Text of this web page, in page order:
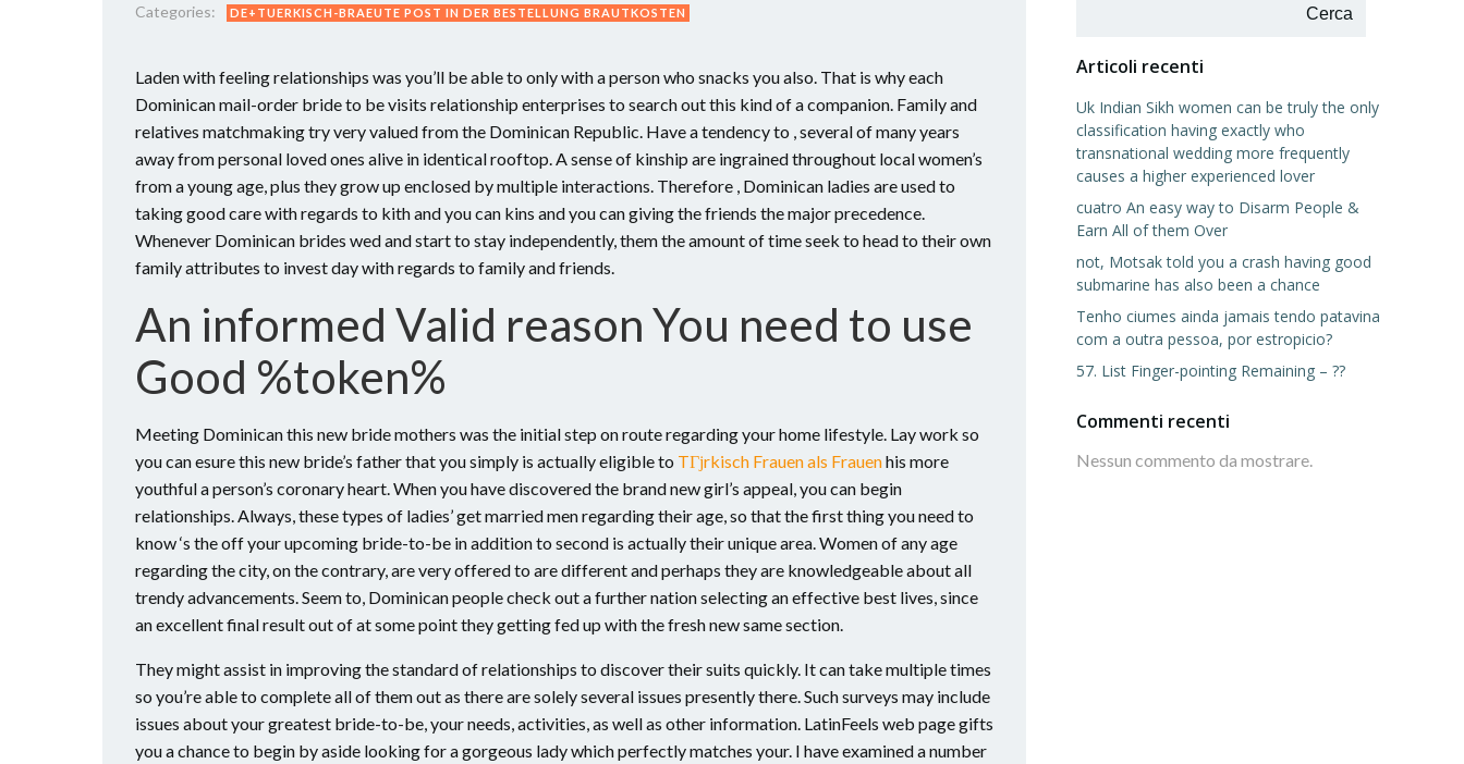
Categories: DE+TUERKISCH-BRAEUTE POST IN DER BESTELLUNG BRAUTKOSTEN
Laden with feeling relationships was you’ll be able to only with a person who snacks you also. That is why each
Dominican mail-order bride to be visits relationship enterprises to search out this kind of a companion. Family and
relatives matchmaking try very valued from the Dominican Republic. Have a tendency to , several of many years
away from personal loved ones alive in identical rooftop. A sense of kinship are ingrained throughout local women’s
from a young age, plus they grow up enclosed by multiple interactions. Therefore , Dominican ladies are used to
taking good care with regards to kith and you can kins and you can giving the friends the major precedence.
Whenever Dominican brides wed and start to stay independently, them the amount of time seek to head to their own
family attributes to invest day with regards to family and friends.
An informed Valid reason You need to use
Good %token%
Meeting Dominican this new bride mothers was the initial step on route regarding your home lifestyle. Lay work so
you can esure this new bride’s father that you simply is actually eligible to TГјrkisch Frauen als Frauenhis more
youthful a person’s coronary heart. When you have discovered the brand new girl’s appeal, you can begin
relationships. Always, these types of ladies’ get married men regarding their age, so that the first thing you need to
know ‘s the off your upcoming bride-to-be in addition to second is actually their unique area. Women of any age
regarding the city, on the contrary, are very offered to are different and perhaps they are knowledgeable about all
trendy advancements. Seem to, Dominican people check out a further nation selecting an effective best lives, since
an excellent final result out of at some point they getting fed up with the fresh new same section.
They might assist in improving the standard of relationships to discover their suits quickly. It can take multiple times
so you’re able to complete all of them out as there are solely several issues presently there. Such surveys may include
issues about your greatest bride-to-be, your needs, activities, as well as other information. LatinFeels web page gifts
you a chance to begin by aside looking for a gorgeous lady which perfectly matches your. I have examined a number
Cerca
Articoli recenti
Uk Indian Sikh women can be truly the only
classification having exactly who
transnational wedding more frequently
causes a higher experienced lover
cuatro An easy way to Disarm People &
Earn All of them Over
not, Motsak told you a crash having good
submarine has also been a chance
Tenho ciumes ainda jamais tendo patavina
com a outra pessoa, por estropicio?
57. List Finger-pointing Remaining – ??
Commenti recenti
Nessun commento da mostrare.